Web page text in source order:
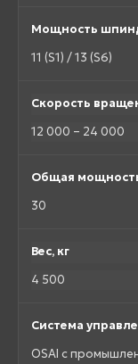
Мощность
11 (S1) / 13 (S6)
Скорость
12 000 – 24 000
Общая
30
Вес, кг
4 500
Система
OSAI с